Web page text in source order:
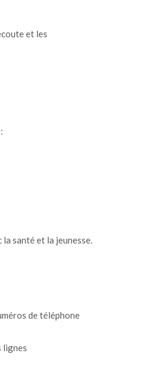
et les
santé et la jeunesse.
de téléphone
lignes